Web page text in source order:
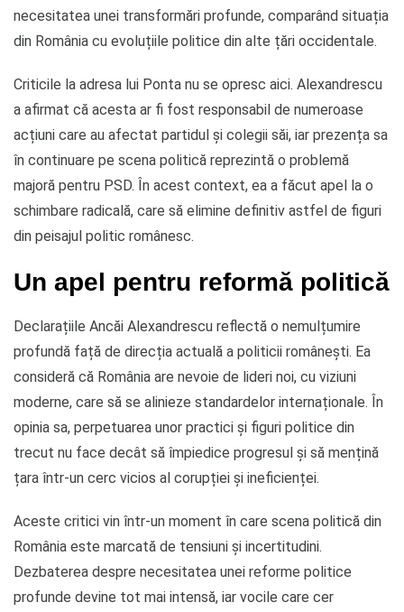
necesitatea unei transformări profunde, comparând situația
din România cu evoluțiile politice din alte țări occidentale.
Criticile la adresa lui Ponta nu se opresc aici. Alexandrescu
a afirmat că acesta ar fi fost responsabil de numeroase
acțiuni care au afectat partidul și colegii săi, iar prezența sa
în continuare pe scena politică reprezintă o problemă
majoră pentru PSD. În acest context, ea a făcut apel la o
schimbare radicală, care să elimine definitiv astfel de figuri
din peisajul politic românesc.
Un apel pentru reformă politică
Declarațiile Ancăi Alexandrescu reflectă o nemulțumire
profundă față de direcția actuală a politicii românești. Ea
consideră că România are nevoie de lideri noi, cu viziuni
moderne, care să se alinieze standardelor internaționale. În
opinia sa, perpetuarea unor practici și figuri politice din
trecut nu face decât să împiedice progresul și să mențină
țara într-un cerc vicios al corupției și ineficienței.
Aceste critici vin într-un moment în care scena politică din
România este marcată de tensiuni și incertitudini.
Dezbaterea despre necesitatea unei reforme politice
profunde devine tot mai intensă, iar vocile care cer